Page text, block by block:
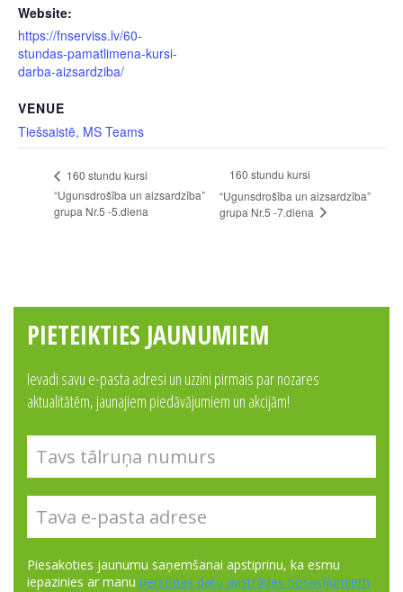
Website:
https://fnserviss.lv/60-
stundas-pamatlimena-kursi-
darba-aizsardziba/
VENUE
Tiešsaistē, MS Teams
160 stundu kursi
“Ugunsdrošība un aizsardzība”
grupa Nr.5 -5.diena
160 stundu kursi
“Ugunsdrošība un aizsardzība”
grupa Nr.5 -7.diena
PIETEIKTIES JAUNUMIEM
Ievadi savu e-pasta adresi un uzzini pirmais par nozares
aktualitātēm, jaunajiem piedāvājumiem un akcijām!
Piesakoties jaunumu saņemšanai apstiprinu, ka esmu
iepazinies ar manu personas datu apstrādes nosacījumiem